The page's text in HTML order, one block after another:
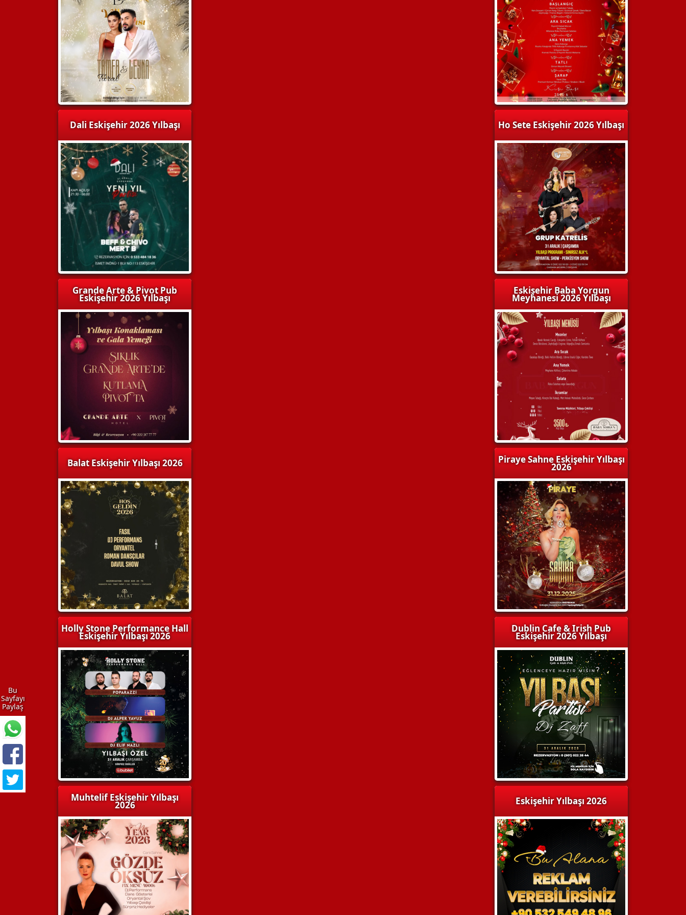
Dali Eskişehir 2026 Yılbaşı
Grande Arte & Pivot Pub
Eskişehir 2026 Yılbaşı
Balat Eskişehir Yılbaşı 2026
Holly Stone Performance Hall
Eskişehir Yılbaşı 2026
Muhtelif Eskişehir Yılbaşı
2026
Ho Sete Eskişehir 2026 Yılbaşı
Eskişehir Baba Yorgun
Meyhanesi 2026 Yılbaşı
Piraye Sahne Eskişehir Yılbaşı
2026
Dublin Cafe & Irish Pub
Eskişehir 2026 Yılbaşı
Eskişehir Yılbaşı 2026
Bu
Sayfayı
Paylaş